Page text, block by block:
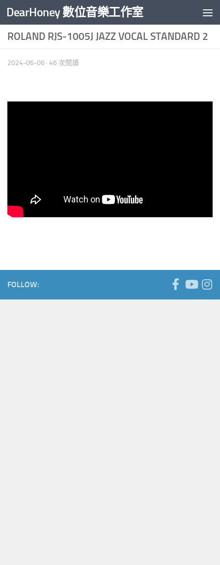
Skip to content
DearHoney 數位音樂工作室
ROLAND RJS-1005J JAZZ VOCAL STANDARD 2
2024-06-06 · 46 次閱讀
FOLLOW: